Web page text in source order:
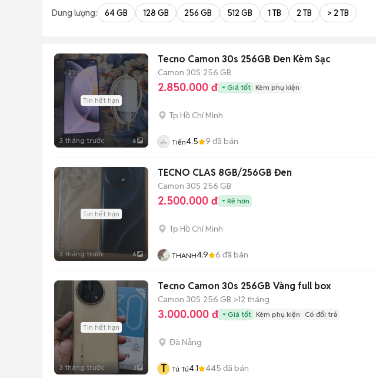
Dung lượng: 64 GB 128 GB 256 GB 512 GB 1 TB 2 TB > 2 TB
Tin hết hạn
3 tháng trước 6
Tecno Camon 30s 256GB Đen Kèm Sạc
Camon 30S 256 GB
2.850.000 đ Giá tốt Kèm phụ kiện
Tp Hồ Chí Minh
Tiến4.5 9 đã bán
Tin hết hạn
3 tháng trước 6
TECNO CLAS 8GB/256GB Đen
Camon 30S 256 GB
2.500.000 đ Rẻ hơn
Tp Hồ Chí Minh
THANH4.9 6 đã bán
Tin hết hạn
3 tháng trước 3
Tecno Camon 30s 256GB Vàng full box
Camon 30S 256 GB >12 tháng
3.000.000 đ Giá tốt Kèm phụ kiện Có đổi trả
Đà Nẵng
T Tú Tú4.1 445 đã bán